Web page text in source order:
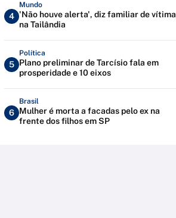
4
Mundo
'Não houve alerta', diz familiar de vítima
na Tailândia
5
Política
Plano preliminar de Tarcísio fala em
prosperidade e 10 eixos
6
Brasil
Mulher é morta a facadas pelo ex na
frente dos filhos em SP